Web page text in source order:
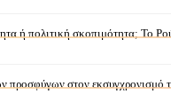
ή πολιτική σκοπιμότητα; Το
προσφύγων στον εκσυγχρονισμό